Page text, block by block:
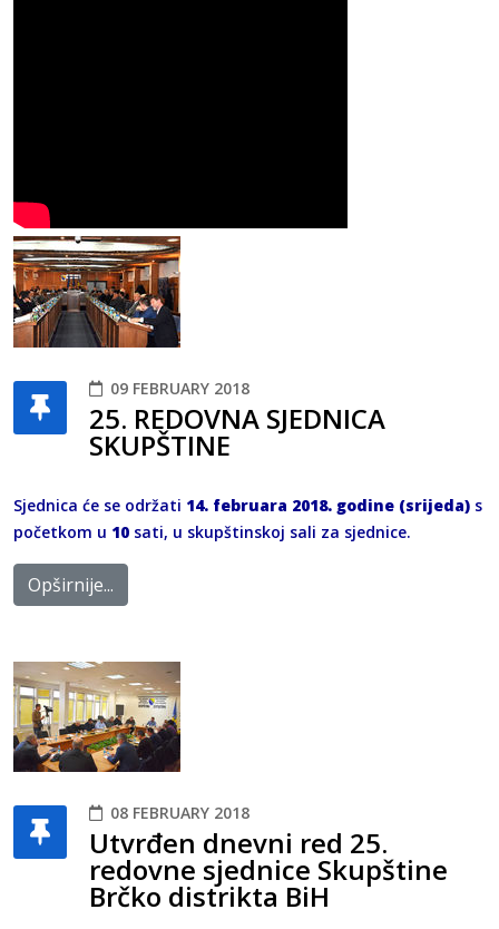
09 FEBRUARY 2018
25. REDOVNA SJEDNICA
SKUPŠTINE
Sjednica će se održati 14. februara 2018. godine (srijeda) s
početkom u 10 sati, u skupštinskoj sali za sjednice.
Opširnije...
08 FEBRUARY 2018
Utvrđen dnevni red 25.
redovne sjednice Skupštine
Brčko distrikta BiH